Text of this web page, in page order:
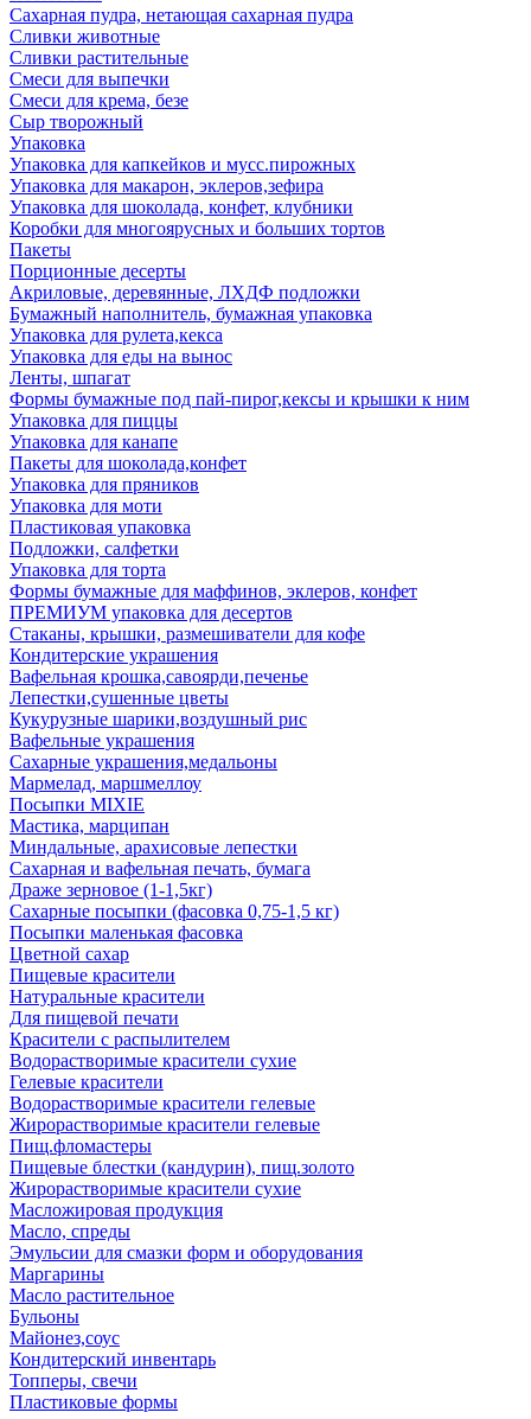
Сахарная пудра, нетающая сахарная пудра
Сливки животные
Сливки растительные
Смеси для выпечки
Смеси для крема, безе
Сыр творожный
Упаковка
Упаковка для капкейков и мусс.пирожных
Упаковка для макарон, эклеров,зефира
Упаковка для шоколада, конфет, клубники
Коробки для многоярусных и больших тортов
Пакеты
Порционные десерты
Акриловые, деревянные, ЛХДФ подложки
Бумажный наполнитель, бумажная упаковка
Упаковка для рулета,кекса
Упаковка для еды на вынос
Ленты, шпагат
Формы бумажные под пай-пирог,кексы и крышки к ним
Упаковка для пиццы
Упаковка для канапе
Пакеты для шоколада,конфет
Упаковка для пряников
Упаковка для моти
Пластиковая упаковка
Подложки, салфетки
Упаковка для торта
Формы бумажные для маффинов, эклеров, конфет
ПРЕМИУМ упаковка для десертов
Стаканы, крышки, размешиватели для кофе
Кондитерские украшения
Вафельная крошка,савоярди,печенье
Лепестки,сушенные цветы
Кукурузные шарики,воздушный рис
Вафельные украшения
Сахарные украшения,медальоны
Мармелад, маршмеллоу
Посыпки MIXIE
Мастика, марципан
Миндальные, арахисовые лепестки
Сахарная и вафельная печать, бумага
Драже зерновое (1-1,5кг)
Сахарные посыпки (фасовка 0,75-1,5 кг)
Посыпки маленькая фасовка
Цветной сахар
Пищевые красители
Натуральные красители
Для пищевой печати
Красители с распылителем
Водорастворимые красители сухие
Гелевые красители
Водорастворимые красители гелевые
Жирорастворимые красители гелевые
Пищ.фломастеры
Пищевые блестки (кандурин), пищ.золото
Жирорастворимые красители сухие
Масложировая продукция
Масло, спреды
Эмульсии для смазки форм и оборудования
Маргарины
Масло растительное
Бульоны
Майонез,соус
Кондитерский инвентарь
Топперы, свечи
Пластиковые формы